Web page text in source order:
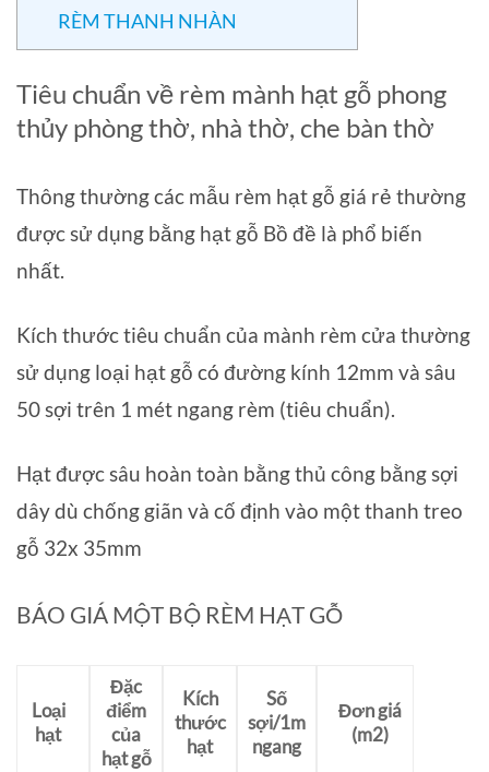
RÈM THANH NHÀN
Tiêu chuẩn về rèm mành hạt gỗ phong
thủy phòng thờ, nhà thờ, che bàn thờ
Thông thường các mẫu rèm hạt gỗ giá rẻ thường
được sử dụng bằng hạt gỗ Bồ đề là phổ biến
nhất.
Kích thước tiêu chuẩn của mành rèm cửa thường
sử dụng loại hạt gỗ có đường kính 12mm và sâu
50 sợi trên 1 mét ngang rèm (tiêu chuẩn).
Hạt được sâu hoàn toàn bằng thủ công bằng sợi
dây dù chống giãn và cố định vào một thanh treo
gỗ 32x 35mm
BÁO GIÁ MỘT BỘ RÈM HẠT GỖ
Loại
hạt
Đặc
điểm
của
hạt gỗ
Kích
thước
hạt
Số
sợi/1m
ngang
Đơn giá
(m2)